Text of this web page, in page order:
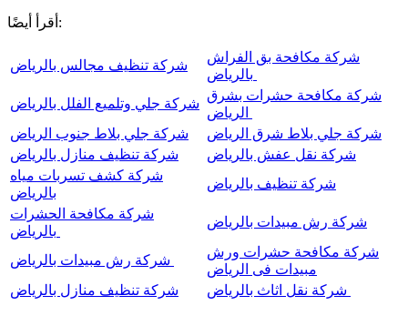
أقرأ أيضًا:
شركة تنظيف مجالس بالرياض
شركة مكافحة بق الفراش
شركة جلي وتلميع الفلل بالرياض
شركة مكافحة حشرات بشرق
شركة جلي بلاط جنوب الرياض
شركة جلي بلاط شرق الرياض
شركة تنظيف منازل بالرياض
شركة نقل عفش بالرياض
شركة كشف تسربات مياه
بالرياض
شركة تنظيف بالرياض
شركة مكافحة الحشرات
شركة رش مبيدات بالرياض
شركة مكافحة حشرات ورش
مبيدات فى الرياض
شركة تنظيف منازل بالرياض